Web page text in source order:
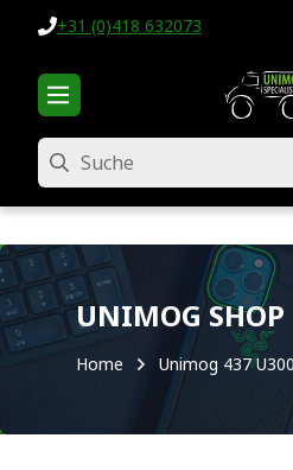
+31 (0)418 632073
Suche
UNIMOG SHOP
Home Unimog 437